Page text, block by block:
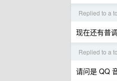
Replied to a
现在还有普
Replied to a
请问是 QQ